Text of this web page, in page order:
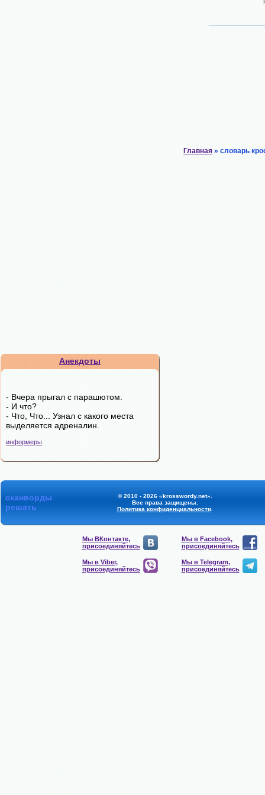
Анекдоты
- Вчера прыгал с парашютом.
- И что?
- Что, Что... Узнал с какого места
выделяется адреналин.
информеры
Главная » словарь
сканворды
решать
© 2010 - 2026 «krosswordy.net».
Все права защищены.
Политика конфиденциальности.
Мы ВКонтакте,
присоединяйтесь
Мы в Facebook,
присоединяйтесь
Мы в Viber,
присоединяйтесь
Мы в Telegram,
присоединяйтесь